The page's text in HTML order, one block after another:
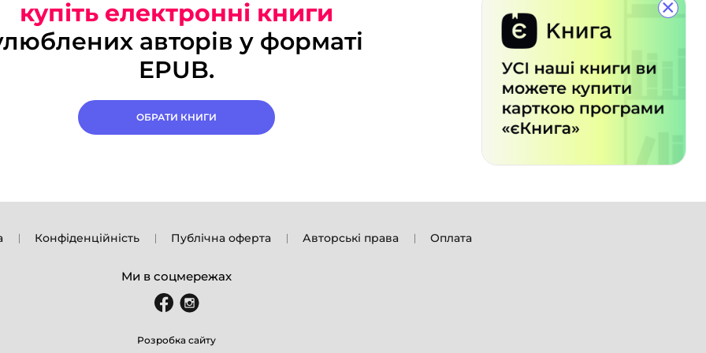
×
купіть електронні книги
авторів у форматі
EPUB.
ОБРАТИ КНИГИ
Конфіденційність Публічна оферта Авторські права Оплата
Ми в соцмережах
Розробка сайту